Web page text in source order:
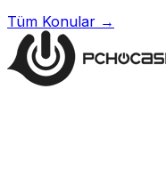
Tüm Konular →